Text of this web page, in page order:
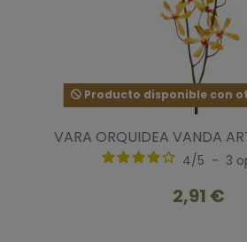
Producto disponible con
VARA ORQUIDEA VANDA
4/5 - 3
2,91 €